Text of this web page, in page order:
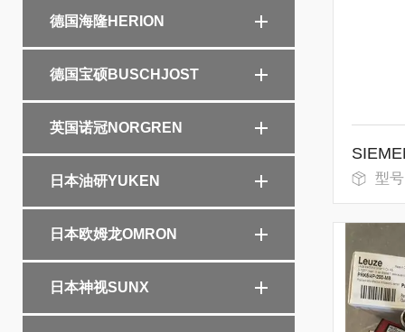
德国海隆HERION
德国宝硕BUSCHJOST
英国诺冠NORGREN
日本油研YUKEN
日本欧姆龙OMRON
日本神视SUNX
型